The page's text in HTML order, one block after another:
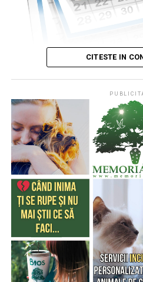
Publicat deCodrin RAITA,
4 august 2026, 05:00
S-a întâmplat într-o zi de 4
* Cu 333 de ani în urmă
francez, Dom Pérignon,
produse de el din vinul foarte
regiune din nordul Franţei),
extrem de cunoscută şi i-a
* Acum 322 de ani (1704)
în timpul Războiului Spaniol
CITESTE IN